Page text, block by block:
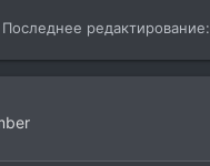
Последнее редактирование: